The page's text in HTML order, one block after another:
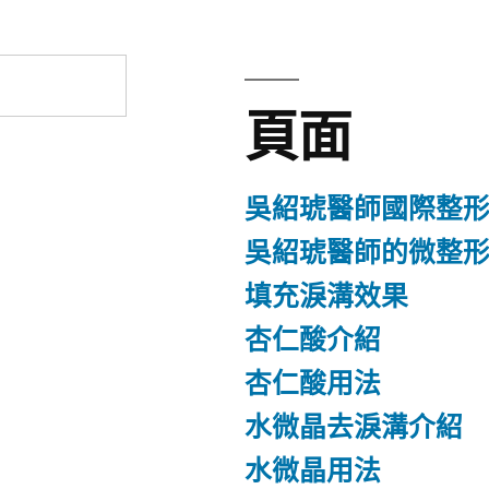
頁面
吳紹琥醫師國際整
吳紹琥醫師的微整
填充淚溝效果
杏仁酸介紹
杏仁酸用法
水微晶去淚溝介紹
水微晶用法